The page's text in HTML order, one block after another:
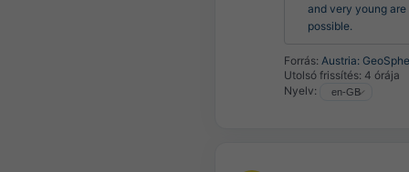
and very young are
possible.
Forrás: Austria:
Utolsó frissítés: 4 órája
Nyelv: